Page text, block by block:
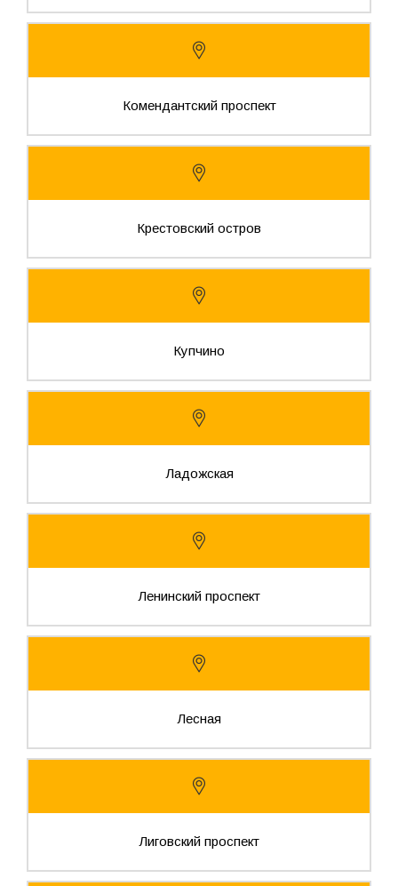
Комендантский проспект
Крестовский остров
Купчино
Ладожская
Ленинский проспект
Лесная
Лиговский проспект